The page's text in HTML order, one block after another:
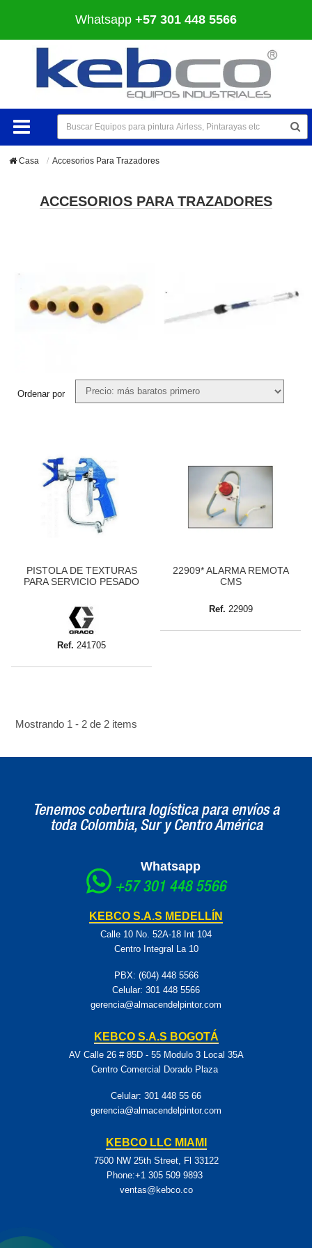
Whatsapp +57 301 448 5566
Casa Accesorios Para Trazadores
ACCESORIOS PARA TRAZADORES
Ordenar por
PISTOLA DE TEXTURAS
PARA SERVICIO PESADO
Ref. 241705
22909* ALARMA REMOTA
CMS
Ref. 22909
Mostrando 1 - 2 de 2 items
Tenemos cobertura logística para envíos a
toda Colombia, Sur y Centro América
Whatsapp
+57 301 448 5566
KEBCO S.A.S MEDELLÍN
Calle 10 No. 52A-18 Int 104
Centro Integral La 10
PBX: (604) 448 5566
Celular: 301 448 5566
gerencia@almacendelpintor.com
KEBCO S.A.S BOGOTÁ
AV Calle 26 # 85D - 55 Modulo 3 Local 35A
Centro Comercial Dorado Plaza
Celular: 301 448 55 66
gerencia@almacendelpintor.com
KEBCO LLC MIAMI
7500 NW 25th Street, Fl 33122
Phone:+1 305 509 9893
ventas@kebco.co